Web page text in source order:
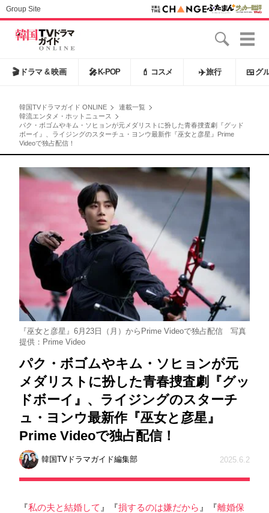
Group Site
🎬 ドラマ & 映画 🎤 K-POP 💄 コスメ ✈️旅行 🍱 グ
韓国TVドラマガイド ONLINE
連載一覧
韓流エンタメ・ホットニュース
パク・ボゴムやキム・ソヒョンが元メダリストに扮した青春捜査劇『グッド
ボーイ』、ライジングのスターチュ・ヨンウ最新作『巫女と彦星』Prime
Videoで独占配信！
『巫女と彦星』6月23日（月）からPrime Videoで独占配信 写真
提供：Prime Video
パク・ボゴムやキム・ソヒョンが元
メダリストに扮した青春捜査劇『グッ
ドボーイ』、ライジングのスターチ
ュ・ヨンウ最新作『巫女と彦星』
Prime Videoで独占配信！
韓国TVドラマガイド編集部 2025.6.2
『私の夫と結婚して 』『損するのは嫌だから 』『離婚保